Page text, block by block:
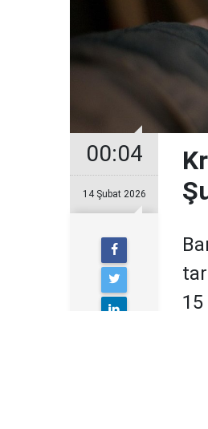
00:04
14 Şubat 2026